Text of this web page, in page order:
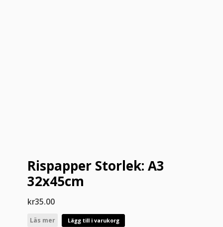
Rispapper Storlek: A3
32x45cm
kr35.00
Läs mer Lägg till i varukorg